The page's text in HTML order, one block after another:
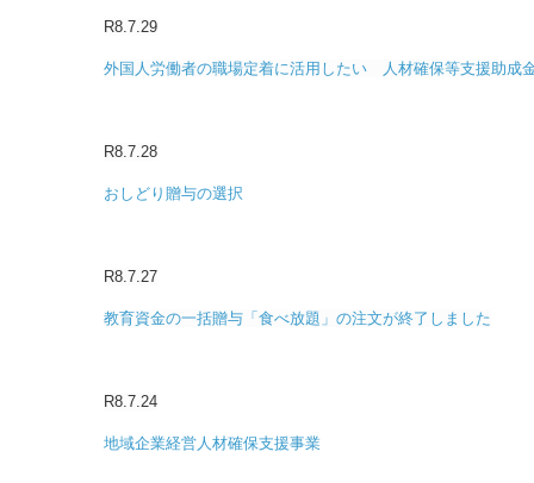
R8.7.29
外国人労働者の職場定着に活用したい 人材確保等支援助成
R8.7.28
おしどり贈与の選択
R8.7.27
教育資金の一括贈与「食べ放題」の注文が終了しました
R8.7.24
地域企業経営人材確保支援事業